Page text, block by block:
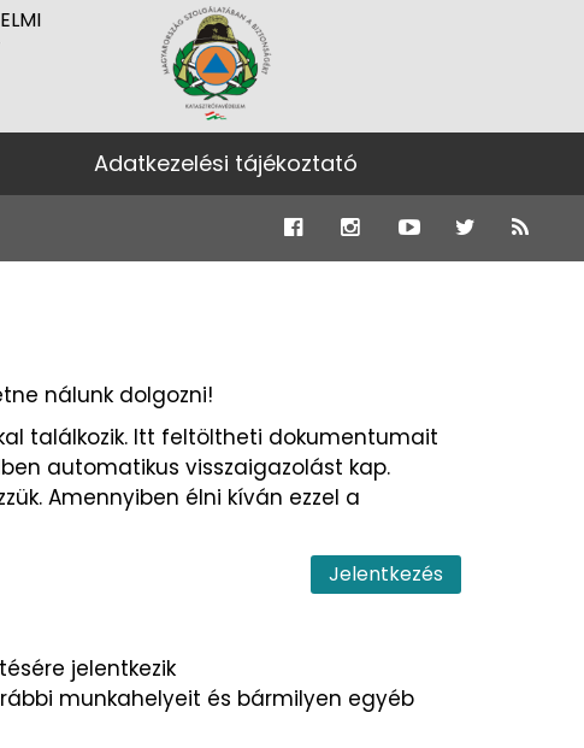
Adatkezelési tájékoztató
nálunk dolgozni!
találkozik. Itt feltöltheti dokumentumait
automatikus visszaigazolást kap.
Amennyiben élni kíván ezzel a
Jelentkezés
jelentkezik
munkahelyeit és bármilyen egyéb